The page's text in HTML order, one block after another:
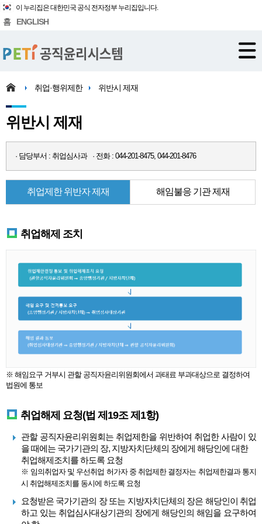
이 누리집은 대한민국 공식 전자정부 누리집입니다.
홈 ENGLISH
취업·행위제한 위반시 제재
위반시 제재
· 담당부서 : 취업심사과 · 전화 : 044-201-8475, 044-201-8476
취업제한 위반자 제재 해임불응 기관 제재
취업해제 조치
※ 해임요구 거부시 관할 공직자윤리위원회에서 과태료 부과대상으로 결정하여
법원에 통보
취업해제 요청(법 제19조 제1항)
관할 공직자윤리위원회는 취업제한을 위반하여 취업한 사람이 있
을 때에는 국가기관의 장, 지방자치단체의 장에게 해당인에 대한
취업해제조치를 하도록 요청
※ 임의취업자 및 우선취업 허가자 중 취업제한 결정자는 취업제한결과 통지
시 취업해제조치를 동시에 하도록 요청
요청받은 국가기관의 장 또는 지방자치단체의 장은 해당인이 취업
하고 있는 취업심사대상기관의 장에게 해당인의 해임을 요구하여